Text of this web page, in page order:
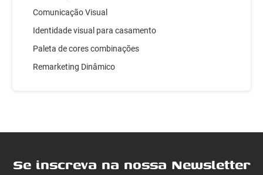
Comunicação Visual
Identidade visual para casamento
Paleta de cores combinações
Remarketing Dinâmico
Se inscreva na nossa Newsletter